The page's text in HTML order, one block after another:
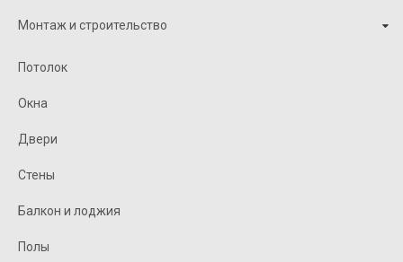
Монтаж и строительство
Потолок
Окна
Двери
Стены
Балкон и лоджия
Полы